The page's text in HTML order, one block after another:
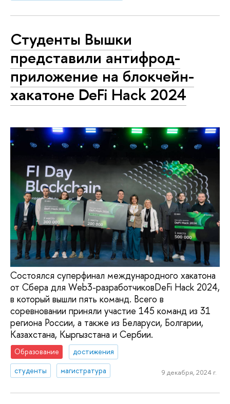
Студенты Вышки
представили антифрод-
приложение на блокчейн-
хакатоне DeFi Hack 2024
Состоялся суперфинал международного хакатона
от Сбера для Web3-разработчиковDeFi Hack 2024,
в который вышли пять команд. Всего в
соревновании приняли участие 145 команд из 31
региона России, а также из Беларуси, Болгарии,
Казахстана, Кыргызстана и Сербии.
Образование
достижения
студенты
магистратура 9 декабря, 2024 г.